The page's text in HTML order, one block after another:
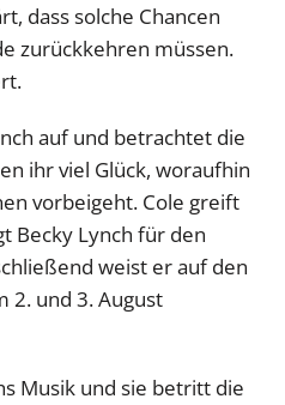
dass solche Chancen
zurückkehren müssen.
auf und betrachtet die
ihr viel Glück, woraufhin
vorbeigeht. Cole greift
Becky Lynch für den
weist er auf den
2. und 3. August
Musik und sie betritt die